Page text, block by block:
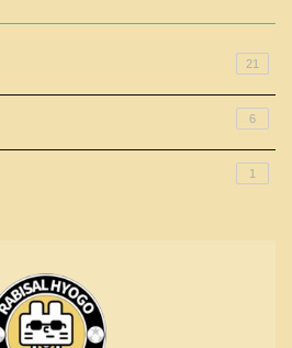
21
6
1